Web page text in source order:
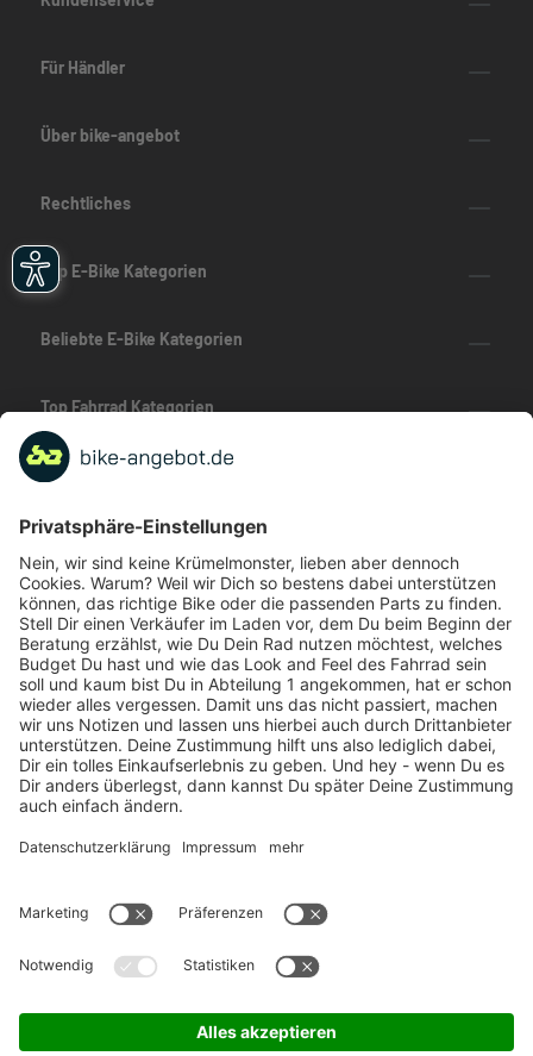
Für Händler
Über bike-angebot
Rechtliches
Top E-Bike Kategorien
Beliebte E-Bike Kategorien
Top Fahrrad Kategorien
Beliebte Fahrrad-Kategorien
Marken-Highlights
TOP-Marken
ZAHLUNGSARTEN / RATENKAUF
FÜR ARBEITGEBER & ARBEITNEHMER